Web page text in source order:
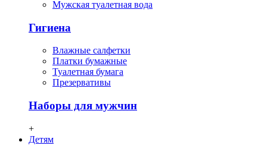
Мужская туалетная вода
Гигиена
Влажные салфетки
Платки бумажные
Туалетная бумага
Презервативы
Наборы для мужчин
+
Детям